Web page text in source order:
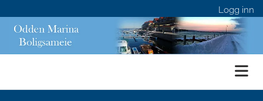
Logg inn